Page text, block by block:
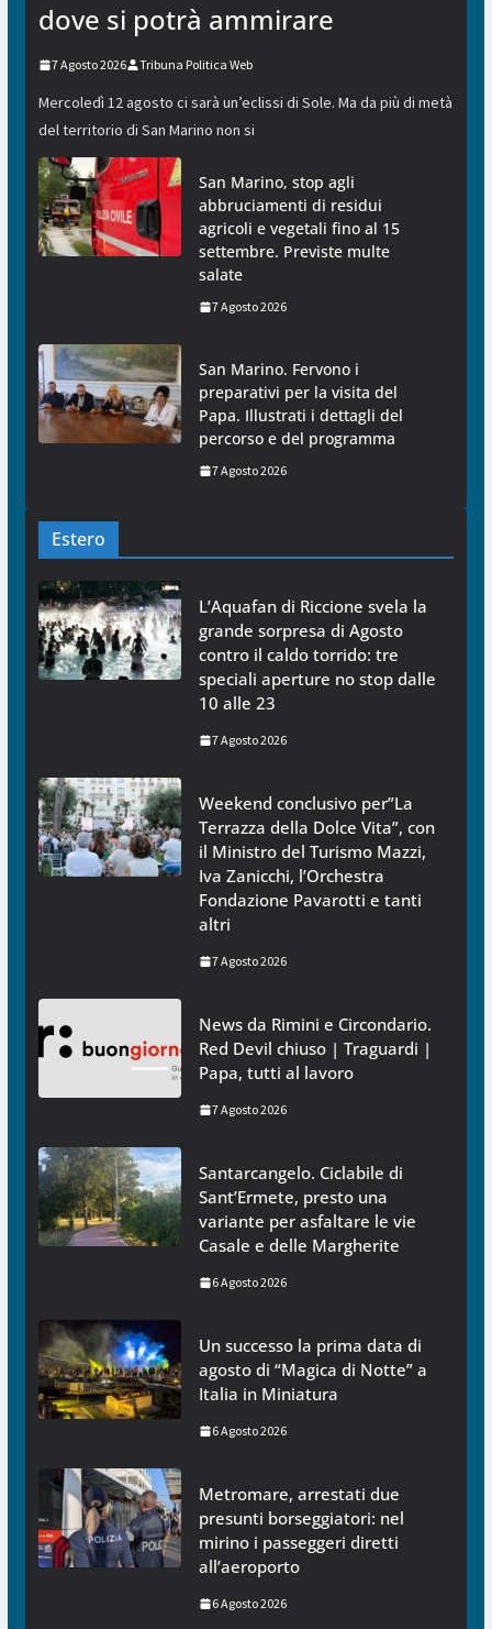
dove si potrà ammirare
7 Agosto 2026 Tribuna Politica Web
Mercoledì 12 agosto ci sarà un’eclissi di Sole. Ma da più di metà
del territorio di San Marino non si
San Marino, stop agli
abbruciamenti di residui
agricoli e vegetali fino al 15
settembre. Previste multe
salate
7 Agosto 2026
San Marino. Fervono i
preparativi per la visita del
Papa. Illustrati i dettagli del
percorso e del programma
7 Agosto 2026
Estero
L’Aquafan di Riccione svela la
grande sorpresa di Agosto
contro il caldo torrido: tre
speciali aperture no stop dalle
10 alle 23
7 Agosto 2026
Weekend conclusivo per”La
Terrazza della Dolce Vita”, con
il Ministro del Turismo Mazzi,
Iva Zanicchi, l’Orchestra
Fondazione Pavarotti e tanti
altri
7 Agosto 2026
News da Rimini e Circondario.
Red Devil chiuso | Traguardi |
Papa, tutti al lavoro
7 Agosto 2026
Santarcangelo. Ciclabile di
Sant’Ermete, presto una
variante per asfaltare le vie
Casale e delle Margherite
6 Agosto 2026
Un successo la prima data di
agosto di “Magica di Notte” a
Italia in Miniatura
6 Agosto 2026
Metromare, arrestati due
presunti borseggiatori: nel
mirino i passeggeri diretti
all’aeroporto
6 Agosto 2026